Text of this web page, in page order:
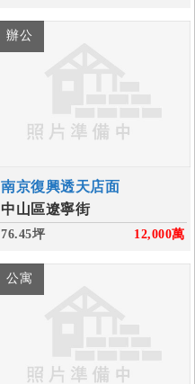
辦公
南京復興透天店面
中山區遼寧街
76.45坪 12,000萬
公寓